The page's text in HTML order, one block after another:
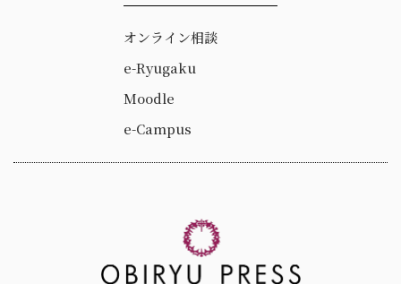
オンライン相談
e-Ryugaku
Moodle
e-Campus